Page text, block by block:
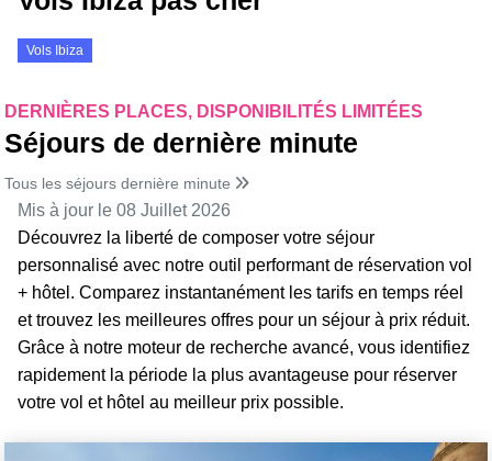
Vols Ibiza
DERNIÈRES PLACES, DISPONIBILITÉS LIMITÉES
Séjours de dernière minute
Tous les séjours dernière minute
Mis à jour le 08 Juillet 2026
Découvrez la liberté de composer votre séjour
personnalisé avec notre outil performant de réservation vol
+ hôtel. Comparez instantanément les tarifs en temps réel
et trouvez les meilleures offres pour un séjour à prix réduit.
Grâce à notre moteur de recherche avancé, vous identifiez
rapidement la période la plus avantageuse pour réserver
votre vol et hôtel au meilleur prix possible.